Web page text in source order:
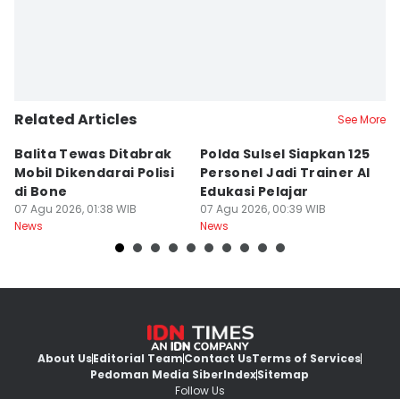
Related Articles See More
Balita Tewas Ditabrak
Mobil Dikendarai Polisi
di Bone
07 Agu 2026, 01:38 WIB
News
Polda Sulsel Siapkan 125
Personel Jadi Trainer AI
Edukasi Pelajar
07 Agu 2026, 00:39 WIB
News
About UsEditorial TeamContact UsTerms of Services
Pedoman Media SiberIndexSitemap
Follow Us